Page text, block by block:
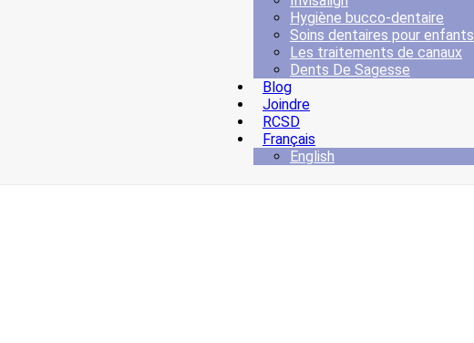
Hygiène bucco-dentaire
Soins dentaires pour enfants
Les traitements de canaux
Dents De Sagesse
Blog
Joindre
RCSD
Français
English